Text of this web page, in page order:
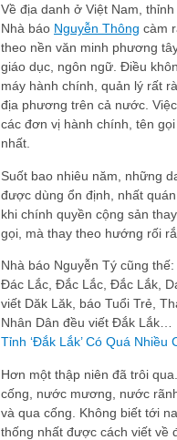
Về địa danh ở Việt Nam,
Nhà báo Nguyễn Thông càm
theo nền văn minh phương
giáo dục, ngôn ngữ. Điều
máy hành chính, quản lý rất
địa phương trên cả nước.
các đơn vị hành chính, tên
nhất.
Suốt bao nhiêu năm, những
được dùng ổn định, nhất
khi chính quyền cộng sản
gọi, mà thay theo hướng rối
Nhà báo Nguyễn Tý cũng thế:
Đác Lắc, Đắc Lắc, Đắc Lắk,
viết Dăk Lăk, báo Tuổi Trẻ,
Nhân Dân đều viết Đắk
Tỉnh ‘Đắk Lắk’ Có Quá Nhiều
Hơn một thập niên đã trôi
cống, nước mương, nước
và qua cống. Không biết tới
thống nhất được cách viết về